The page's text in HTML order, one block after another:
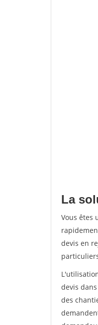
La
Vous êtes
devis en
devis
des